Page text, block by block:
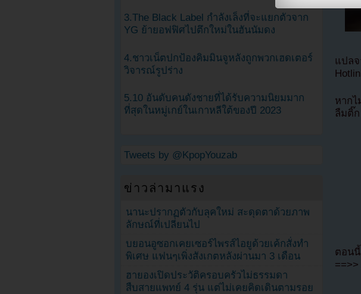
แปล
หาก
ลืมติ๊ก
ตอน
==>>
3.The Black Label กำลังเล็งที่จะแยกตัวจาก
YG ย้ายอฟฟิศไปตึกใหม่ในฮันนัมดง
4.ชาวเน็ตปกป้องคิมมินจูหลังถูกพวกเฮดเตอร์
วิจารณ์รูปร่าง
5.10 อันดับคนดังชายที่ได้รับความนิยมมาก
ที่สุดในหมู่เกย์ในเกาหลีใต้ของปี 2023
Tweets by @KpopYouzab
ข่าวล่ามาแรง
นานะปรากฏตัวกับลุคใหม่ สะดุดตาด้วยภาพ
ลักษณ์ที่เปลี่ยนไป
บยอนอูซอกเคยเซอร์ไพรส์ไอยูด้วยเค้กสั่งทำ
พิเศษ แฟนๆเพิ่งสังเกตหลังผ่านมา 3 เดือน
ฮายองเปิดประวัติครอบครัวไม่ธรรมดา
สืบสายแพทย์ 4 รุ่น แต่ไม่เคยคิดเดินตามรอย